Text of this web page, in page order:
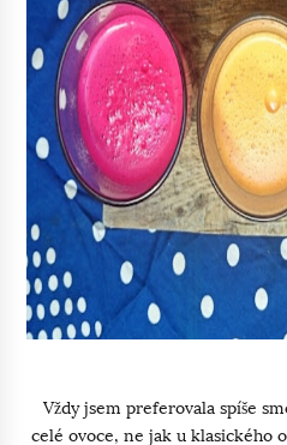
Vždy jsem preferovala spíše
celé ovoce, ne jak u klasického